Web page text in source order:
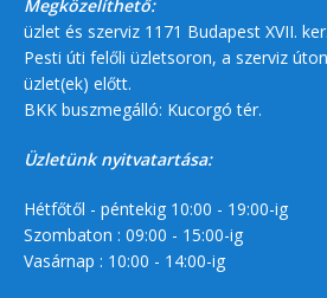
Megközelíthető:
üzlet és szerviz 1171 Budapest XVII.
Pesti úti felőli üzletsoron, a szerviz
üzlet(ek) előtt.
BKK buszmegálló: Kucorgó tér.
Üzletünk nyitvatartása:
Hétfőtől - péntekig 10:00 - 19:00-ig
Szombaton : 09:00 - 15:00-ig
Vasárnap : 10:00 - 14:00-ig